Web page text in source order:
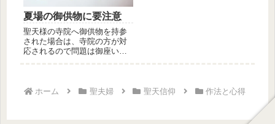
夏場の御供物に要注意
聖天様の寺院へ御供物を持参
された場合は、寺院の方が対
応されるので問題は御座いま
ホーム 聖夫婦 聖天信仰 作法と心得